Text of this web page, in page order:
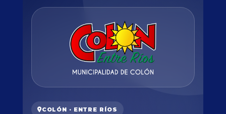
COLÓN · ENTRE RÍOS